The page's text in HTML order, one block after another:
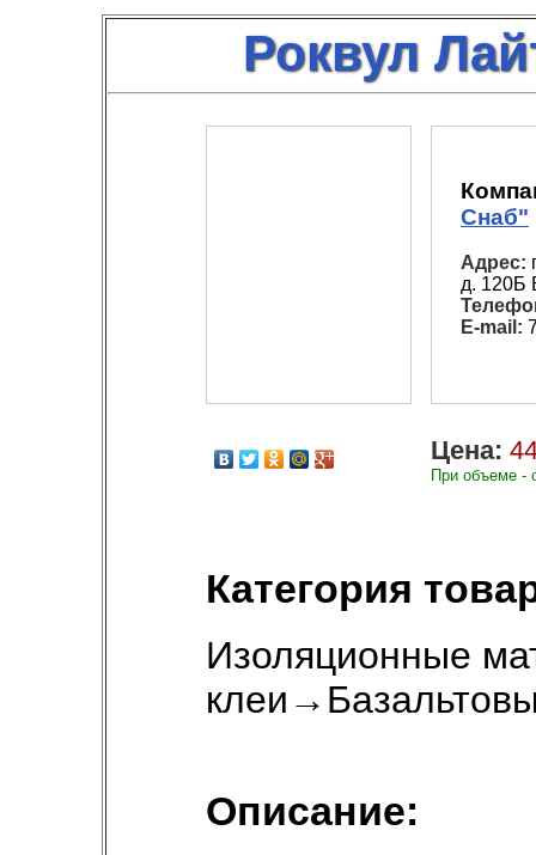
Роквул
Снаб"
Адрес:
д. 120Б
E-mail:
Цена:
При объеме -
Категория
Изоляционные
клеи →
Описание: